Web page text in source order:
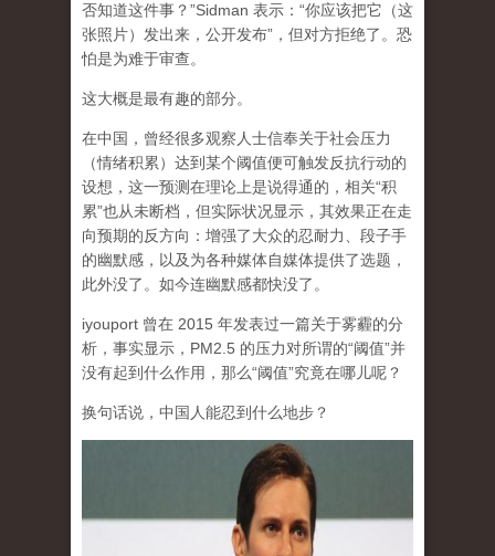
否知道这件事？”Sidman 表示：“你应该把它（这
张照片）发出来，公开发布”，但对方拒绝了。恐
怕是为难于审查。
这大概是最有趣的部分。
在中国，曾经很多观察人士信奉关于社会压力
（情绪积累）达到某个阈值便可触发反抗行动的
设想，这一预测在理论上是说得通的，相关“积
累”也从未断档，但实际状况显示，其效果正在走
向预期的反方向：增强了大众的忍耐力、段子手
的幽默感，以及为各种媒体自媒体提供了选题，
此外没了。如今连幽默感都快没了。
iyouport 曾在 2015 年发表过一篇关于雾霾的分
析，事实显示，PM2.5 的压力对所谓的“阈值”并
没有起到什么作用，那么“阈值”究竟在哪儿呢？
换句话说，中国人能忍到什么地步？